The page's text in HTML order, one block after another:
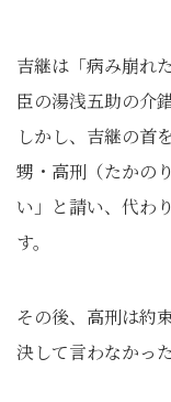
吉継は「病み崩れ
臣の湯浅五助の介
しかし、吉継の首
甥・高刑（たかの
い」と請い、代わ
す。
その後、高刑は約
決して言わなかっ